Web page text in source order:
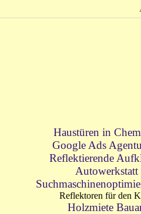
Haustüren in
Google Ads
Reflektierende
Autowerkstatt
Reflektoren für den
Holzmiete